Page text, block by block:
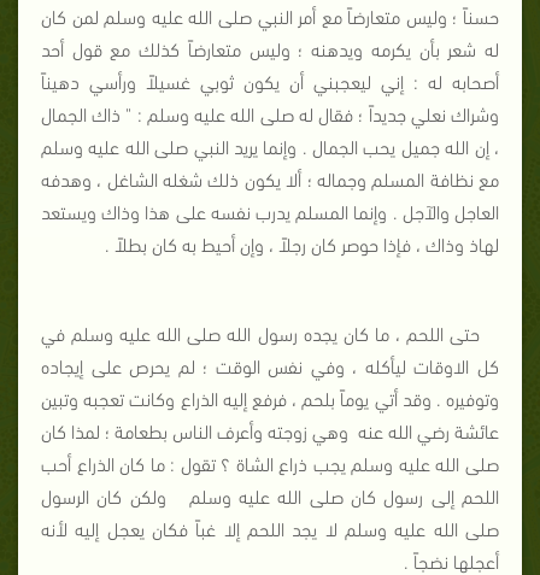
حسناً ؛ وليس متعارضاً مع أمر النبي صلى الله عليه وسلم لمن كان
له شعر بأن يكرمه ويدهنه ؛ وليس متعارضاً كذلك مع قول أحد
أصحابه له : إني ليعجبني أن يكون ثوبي غسيلاً ورأسي دهيناً
وشراك نعلي جديداً ؛ فقال له صلى الله عليه وسلم : " ذاك الجمال
، إن الله جميل يحب الجمال . وإنما يريد النبي صلى الله عليه وسلم
مع نظافة المسلم وجماله ؛ ألا يكون ذلك شغله الشاغل ، وهدفه
العاجل والآجل . وإنما المسلم يدرب نفسه على هذا وذاك ويستعد
لهاذ وذاك ، فإذا حوصر كان رجلاً ، وإن أحيط به كان بطلاً .
حتى اللحم ، ما كان يجده رسول الله صلى الله عليه وسلم في
كل الاوقات ليأكله ، وفي نفس الوقت ؛ لم يحرص على إيجاده
وتوفيره . وقد أتي يوماً بلحم ، فرفع إليه الذراع وكانت تعجبه وتبين
عائشة رضي الله عنه وهي زوجته وأعرف الناس بطعامة ؛ لمذا كان
صلى الله عليه وسلم يجب ذراع الشاة ؟ تقول : ما كان الذراع أحب
اللحم إلى رسول كان صلى الله عليه وسلم
ولكن كان الرسول
صلى الله عليه وسلم لا يجد اللحم إلا غباً فكان يعجل إليه لأنه
أعجلها نضجاً .